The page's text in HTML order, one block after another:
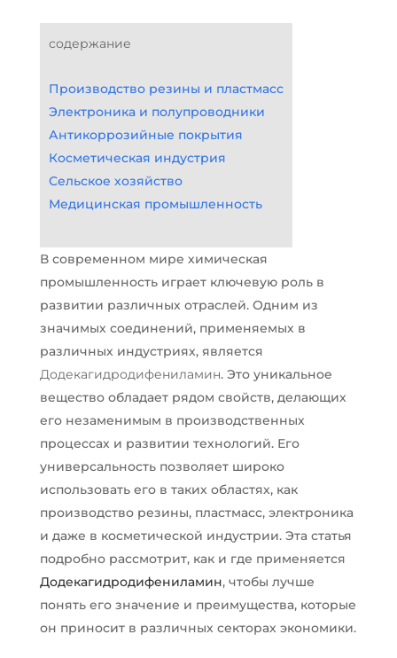
содержание
Производство резины и пластмасс
Электроника и полупроводники
Антикоррозийные покрытия
Косметическая индустрия
Сельское хозяйство
Медицинская промышленность
В современном мире химическая
промышленность играет ключевую роль в
развитии различных отраслей. Одним из
значимых соединений, применяемых в
различных индустриях, является
Додекагидродифениламин. Это уникальное
вещество обладает рядом свойств, делающих
его незаменимым в производственных
процессах и развитии технологий. Его
универсальность позволяет широко
использовать его в таких областях, как
производство резины, пластмасс, электроника
и даже в косметической индустрии. Эта статья
подробно рассмотрит, как и где применяется
Додекагидродифениламин, чтобы лучше
понять его значение и преимущества, которые
он приносит в различных секторах экономики.